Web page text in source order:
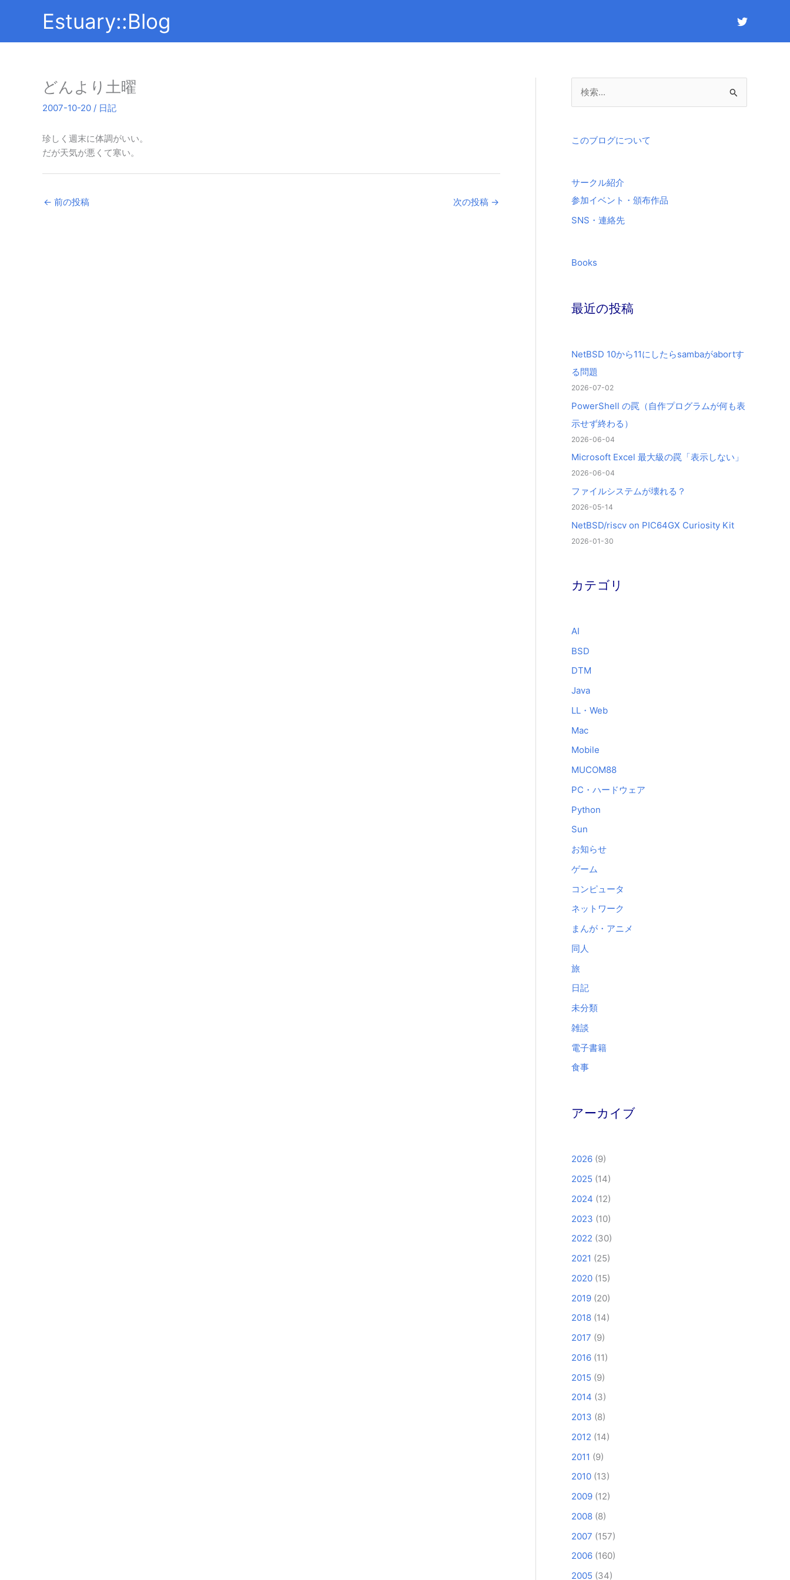
Estuary::Blog
どんより土曜
2007-10-20 / 日記
珍しく週末に体調がいい。
だが天気が悪くて寒い。
← 前の投稿 次の投稿 →
象
このブログについて
サークル紹介
参加イベント・頒布作品
SNS・連絡先
Books
最近の投稿
NetBSD 10から11にしたらsambaがabortす
る問題
2026-07-02
PowerShell の罠（自作プログラムが何も表
示せず終わる）
2026-06-04
Microsoft Excel 最大級の罠「表示しない」
2026-06-04
ファイルシステムが壊れる？
2026-05-14
NetBSD/riscv on PIC64GX Curiosity Kit
2026-01-30
カテゴリ
AI
BSD
DTM
Java
LL・Web
Mac
Mobile
MUCOM88
PC・ハードウェア
Python
Sun
お知らせ
ゲーム
コンピュータ
ネットワーク
まんが・アニメ
同人
旅
日記
未分類
雑談
電子書籍
食事
アーカイブ
2026 (9)
2025 (14)
2024 (12)
2023 (10)
2022 (30)
2021 (25)
2020 (15)
2019 (20)
2018 (14)
2017 (9)
2016 (11)
2015 (9)
2014 (3)
2013 (8)
2012 (14)
2011 (9)
2010 (13)
2009 (12)
2008 (8)
2007 (157)
2006 (160)
2005 (34)